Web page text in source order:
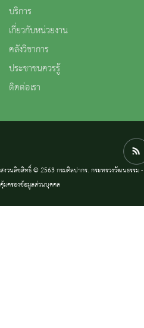
บริการ
เกี่ยวกับหน่วยงาน
คลังวิชาการ
ประชาชนควรรู้
ติดต่อเรา
สงวนลิขสิทธิ์ © 2563 กรมศิลปากร. กระทรวงวัฒนธรรม -
คุ้มครองข้อมูลส่วนบุคคล